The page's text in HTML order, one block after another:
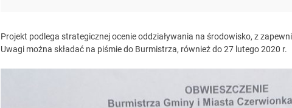
Projekt podlega strategicznej ocenie oddziaływania na środowisko, z
Uwagi można składać na piśmie do Burmistrza, również do 27 lutego 2020 r.